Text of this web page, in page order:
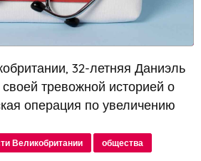
32-летняя Даниэль
тревожной историей о
операция по увеличению
издания The Sun,
Великобритании общества